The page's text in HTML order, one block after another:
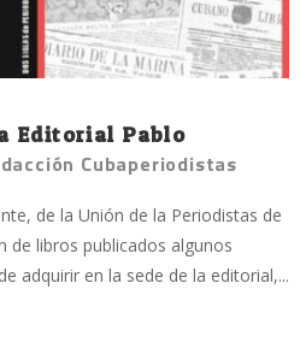
Editorial Pablo
Cubaperiodistas
de la Unión de la Periodistas de
de libros publicados algunos
adquirir en la sede de la editorial,...